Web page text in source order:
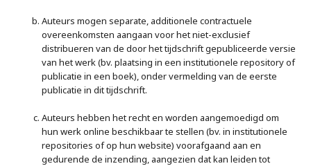
Auteurs mogen separate, additionele contractuele
overeenkomsten aangaan voor het niet-exclusief
distribueren van de door het tijdschrift gepubliceerde versie
van het werk (bv. plaatsing in een institutionele repository of
publicatie in een boek), onder vermelding van de eerste
publicatie in dit tijdschrift.
Auteurs hebben het recht en worden aangemoedigd om
hun werk online beschikbaar te stellen (bv. in institutionele
repositories of op hun website) voorafgaand aan en
gedurende de inzending, aangezien dat kan leiden tot